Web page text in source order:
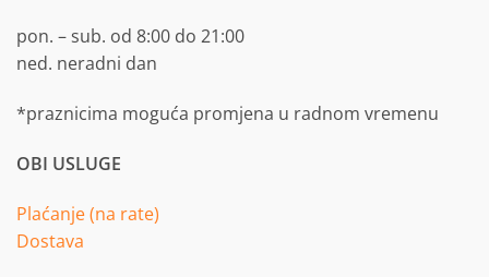
pon. – sub. od 8:00 do 21:00
ned. neradni dan
*praznicima moguća promjena u radnom vremenu
OBI USLUGE
Plaćanje (na rate)
Dostava